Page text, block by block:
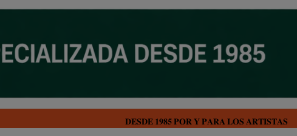
𝐃𝐄𝐒𝐃𝐄 𝟏𝟗𝟖𝟓 𝐏𝐎𝐑 𝐘 𝐏𝐀𝐑𝐀 𝐋𝐎𝐒 𝐀𝐑𝐓𝐈𝐒𝐓𝐀𝐒